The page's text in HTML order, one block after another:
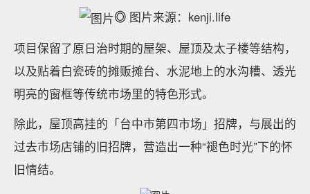
◎ 图片来源：kenji.life
项目保留了原日治时期的屋架、屋顶及太子楼等结构，
以及贴着白瓷砖的摊贩摊台、水泥地上的水沟槽、透光
明亮的窗框等传统市场里的特色形式。
除此，屋顶高挂的「台中市第四市场」招牌，与展出的
过去市场店铺的旧招牌，营造出一种“褪色时光”下的怀
旧情结。